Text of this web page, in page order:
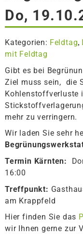
Do,
Kategorien: Feldtag,
mit Feldtag
Gibt es bei
Ziel muss sein, die
Kohlenstoffverluste
mehr zu verringern.
Wir laden Sie sehr
Termin Kärnten:
16:00
Treffpunkt:
am Krappfeld
Hier finden Sie das
wir Ihnen gerne zur